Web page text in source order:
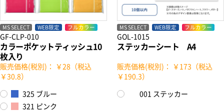
MS SELECT WEB限定 フルカラー
GF-CLP-010
カラーポケットティッシュ10
枚入り
販売価格(税別)： ￥28（税込
￥30.8）
325 ブルー
321 ピンク
MS SELECT WEB限定 フルカラー
GOL-1015
ステッカーシート A4
販売価格(税別)： ￥173（税込
￥190.3）
001 ステッカー